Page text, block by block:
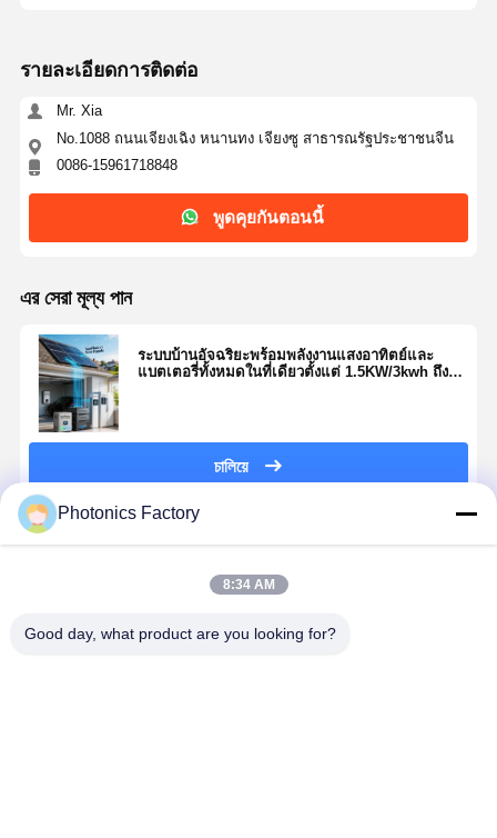
รายละเอียดการติดต่อ
Mr. Xia
No.1088 ถนนเจียงเฉิง หนานทง เจียงซู สาธารณรัฐประชาชนจีน
0086-15961718848
พูดคุยกันตอนนี้
এর সেরা মূল্য পান
ระบบบ้านอัจฉริยะพร้อมพลังงานแสงอาทิตย์และ
แบตเตอรี่ทั้งหมดในที่เดียวตั้งแต่ 1.5KW/3kwh ถึง
চালিয়ে
แนะนำผลิตภัณฑ์
Photonics Factory
8:34 AM
Good day, what product are you looking for?